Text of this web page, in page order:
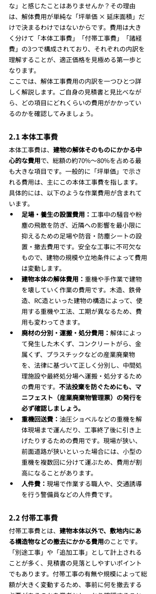
な」と感じたことはありませんか？その理由
は、解体費用が単純な「坪単価 × 延床面積」だ
けで決まるわけではないからです。費用は大き
く分けて「本体工事費」「付帯工事費」「諸経
費」の3つで構成されており、それぞれの内訳を
理解することが、適正価格を見極める第一歩と
なります。
ここでは、解体工事費用の内訳を一つひとつ詳
しく解説します。ご自身の見積書と見比べなが
ら、どの項目にどれくらいの費用がかかってい
るのかを確認してみましょう。
2.1 本体工事費
本体工事費は、 建物の解体そのものにかかる中
心的な費用で、総額の約70%～80%を占める最
も大きな項目です。一般的に「坪単価」で示さ
れる費用は、主にこの本体工事費を指します。
具体的には、以下のような作業費用が含まれて
います。
足場・養生の設置費用： 工事中の騒音や粉
塵の飛散を防ぎ、近隣への影響を最小限に
抑えるための足場や防音・防塵シートの設
置・撤去費用です。安全な工事に不可欠な
もので、建物の規模や立地条件によって費用
は変動します。
建物本体の解体費用： 重機や手作業で建物
を壊していく作業の費用です。木造、鉄骨
造、RC造といった建物の構造によって、使
用する重機や工法、工期が異なるため、費
用も変わってきます。
廃材の分別・運搬・処分費用： 解体によっ
て発生した木くず、コンクリートがら、金
属くず、プラスチックなどの産業廃棄物
を、法律に基づいて正しく分別し、中間処
理施設や最終処分場へ運搬・処分するため
の費用です。 不法投棄を防ぐためにも、マ
ニフェスト（産業廃棄物管理票）の発行を
必ず確認しましょう。
重機回送費： 油圧ショベルなどの重機を解
体現場まで運んだり、工事終了後に引き上
げたりするための費用です。現場が狭い、
前面道路が狭いといった場合には、小型の
重機を複数回に分けて運ぶため、費用が割
高になることがあります。
人件費： 現場で作業する職人や、交通誘導
を行う警備員などの人件費です。
2.2 付帯工事費
付帯工事費とは、 建物本体以外で、敷地内にあ
る構造物などの撤去にかかる費用のことです。
「別途工事」や「追加工事」として計上される
ことが多く、見積書の見落としやすいポイント
でもあります。付帯工事の有無や規模によって総
額が大きく変動するため、事前に何を撤去する